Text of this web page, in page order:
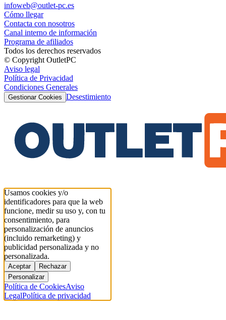
infoweb@outlet-pc.es
Cómo llegar
Contacta con nosotros
Canal interno de información
Programa de afiliados
Todos los derechos reservados
© Copyright OutletPC
Aviso legal
Política de Privacidad
Condiciones Generales
Gestionar Cookies Desestimiento
Usamos cookies y/o
identificadores para que la web
funcione, medir su uso y, con tu
consentimiento, para
personalización de anuncios
(incluido remarketing) y
publicidad personalizada y no
personalizada.
Aceptar
Rechazar
Personalizar
Política de CookiesAviso
LegalPolítica de privacidad